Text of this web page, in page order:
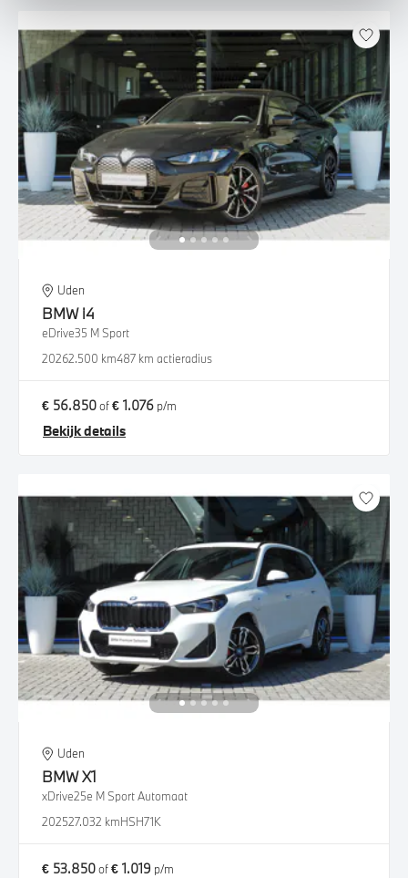
Uden
BMW i4
eDrive35 M Sport
20262.500 km487 km actieradius
€ 56.850of€ 1.076 p/m
Bekijk details
Uden
BMWX1
xDrive25e M Sport Automaat
202527.032 kmHSH71K
€ 53.850of€ 1.019 p/m